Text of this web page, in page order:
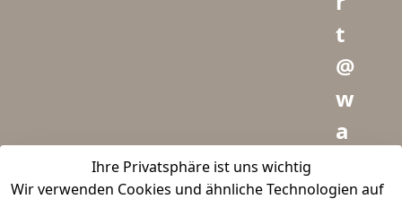
Ihre Privatsphäre ist uns wichtig
Wir verwenden Cookies und ähnliche Technologien auf
t
@
w
a